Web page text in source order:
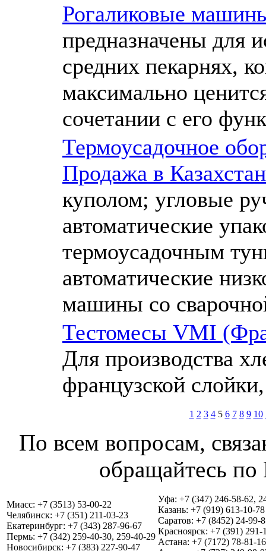
Рогаликовые
предназначены для
средних пекарнях,
максимально
сочетании с его
Термоусадочное
Продажа в Казахстан
куполом; угловые
автоматические
термоусадочным
автоматические
машины со
Тестомесы VMI
Для производства
французской
1 2 3 45 6 7 8 9 10
По всем вопросам,
обращайтесь
Миасс: +7 (3513) 53-00-22
Челябинск: +7 (351) 211-03-23
Екатеринбург: +7 (343) 287-96-67
Пермь: +7 (342) 259-40-30, 259-40-29
Новосибирск: +7 (383) 227-90-47
Уфа: +7 (347) 246-58-62,
Казань: +7 (919) 613-10-78
Саратов: +7 (8452) 24-99-
Красноярск: +7 (391) 291-
Астана: +7 (7172) 78-81-16